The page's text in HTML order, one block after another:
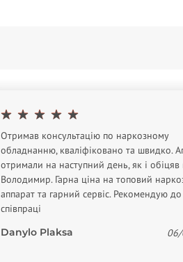
Отримав консультацію по наркозному
обладнанню, кваліфіковано та швидко.
отримали на наступний день, як і обіцяв
Володимир. Гарна ціна на топовий
аппарат та гарний сервіс. Рекомендую до
співпраці
Danylo Plaksa